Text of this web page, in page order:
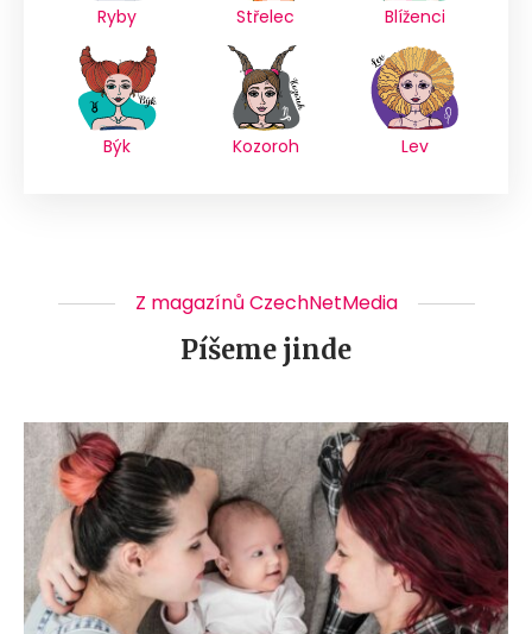
Ryby Střelec Blíženci
Býk Kozoroh Lev
Z magazínů CzechNetMedia
Píšeme jinde